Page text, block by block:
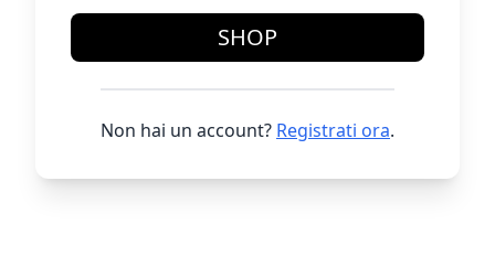
SHOP
Non hai un account? Registrati ora.